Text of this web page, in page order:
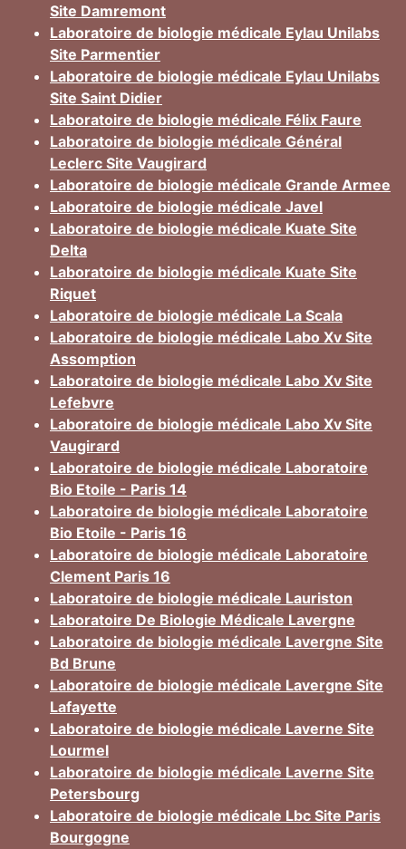
Site Damremont
Laboratoire de biologie médicale Eylau Unilabs
Site Parmentier
Laboratoire de biologie médicale Eylau Unilabs
Site Saint Didier
Laboratoire de biologie médicale Félix Faure
Laboratoire de biologie médicale Général
Leclerc Site Vaugirard
Laboratoire de biologie médicale Grande Armee
Laboratoire de biologie médicale Javel
Laboratoire de biologie médicale Kuate Site
Delta
Laboratoire de biologie médicale Kuate Site
Riquet
Laboratoire de biologie médicale La Scala
Laboratoire de biologie médicale Labo Xv Site
Assomption
Laboratoire de biologie médicale Labo Xv Site
Lefebvre
Laboratoire de biologie médicale Labo Xv Site
Vaugirard
Laboratoire de biologie médicale Laboratoire
Bio Etoile - Paris 14
Laboratoire de biologie médicale Laboratoire
Bio Etoile - Paris 16
Laboratoire de biologie médicale Laboratoire
Clement Paris 16
Laboratoire de biologie médicale Lauriston
Laboratoire De Biologie Médicale Lavergne
Laboratoire de biologie médicale Lavergne Site
Bd Brune
Laboratoire de biologie médicale Lavergne Site
Lafayette
Laboratoire de biologie médicale Laverne Site
Lourmel
Laboratoire de biologie médicale Laverne Site
Petersbourg
Laboratoire de biologie médicale Lbc Site Paris
Bourgogne